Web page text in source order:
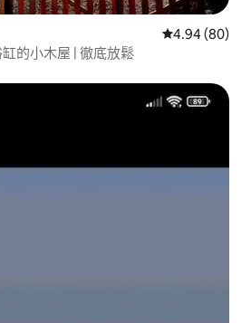
從 80 則評價
4.94 (80)
的小木屋 | 徹底放鬆